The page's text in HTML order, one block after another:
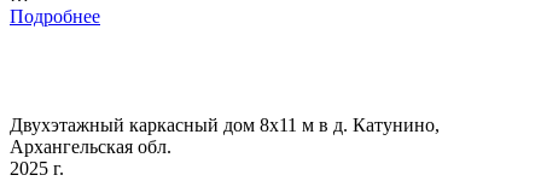
Подробнее
Двухэтажный каркасный дом 8х11 м в д. Катунино,
Архангельская обл.
2025 г.